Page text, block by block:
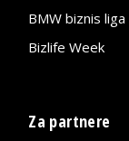
BMW biznis liga
Bizlife Week
Za partnere